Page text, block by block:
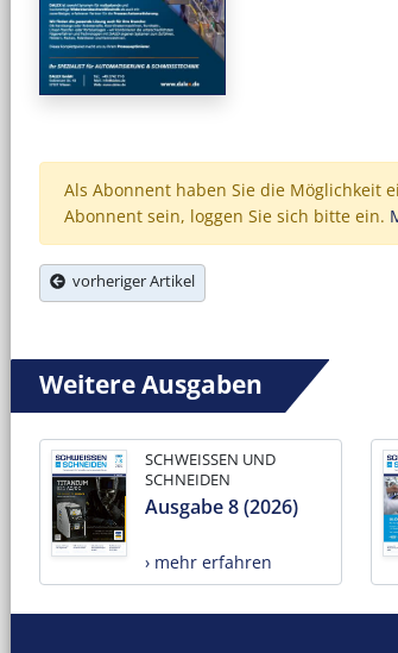
Als Abonnent haben Sie die Möglichkeit
Abonnent sein, loggen Sie sich bitte ein.
vorheriger Artikel
Weitere Ausgaben
SCHWEISSEN UND
SCHNEIDEN
Ausgabe 8 (2026)
› mehr erfahren